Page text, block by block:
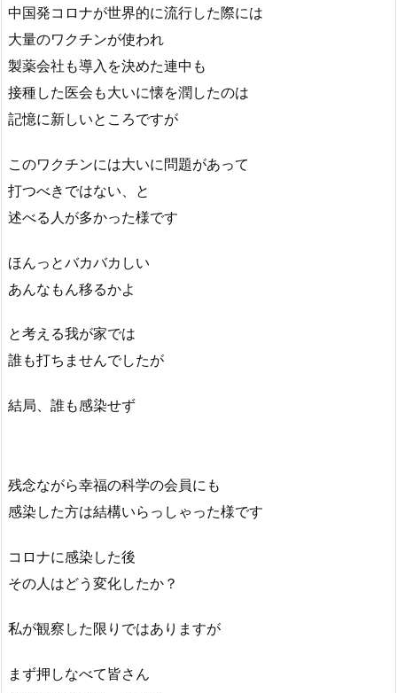
中国発コロナが世界的に流行した際には
大量のワクチンが使われ
製薬会社も導入を決めた連中も
接種した医会も大いに懐を潤したのは
記憶に新しいところですが
このワクチンには大いに問題があって
打つべきではない、と
述べる人が多かった様です
ほんっとバカバカしい
あんなもん移るかよ
と考える我が家では
誰も打ちませんでしたが
結局、誰も感染せず
残念ながら幸福の科学の会員にも
感染した方は結構いらっしゃった様です
コロナに感染した後
その人はどう変化したか？
私が観察した限りではありますが
まず押しなべて皆さん